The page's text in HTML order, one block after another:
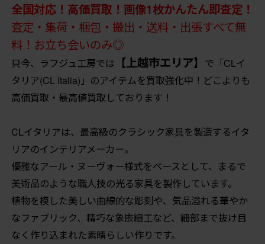
全国対応！高価買取！画像1枚かんたん即査定！
査定・集荷・梱包・搬出・送料・出張すべて無
料！お立ち会いのみ◎
只今、ラフジュ工房では 【上越市エリア】 で「CLイ
タリア(CL Italia)」のアイテムを買取強化中！どこよりも
高価買取・最高値買取しております！
CLイタリアは、最高級のクラシック家具を製造するイタ
リアのインテリアメーカー。
優雅なアール・ヌーヴォー様式をベースとして、まるで
美術品のような職人技の光る家具を製作しています。
植物を模した美しい曲線的な彫刻や、気品溢れる華やか
なファブリック、精巧な象嵌細工など、細部まで抜け目
なく作り込まれた素晴らしい作りです。